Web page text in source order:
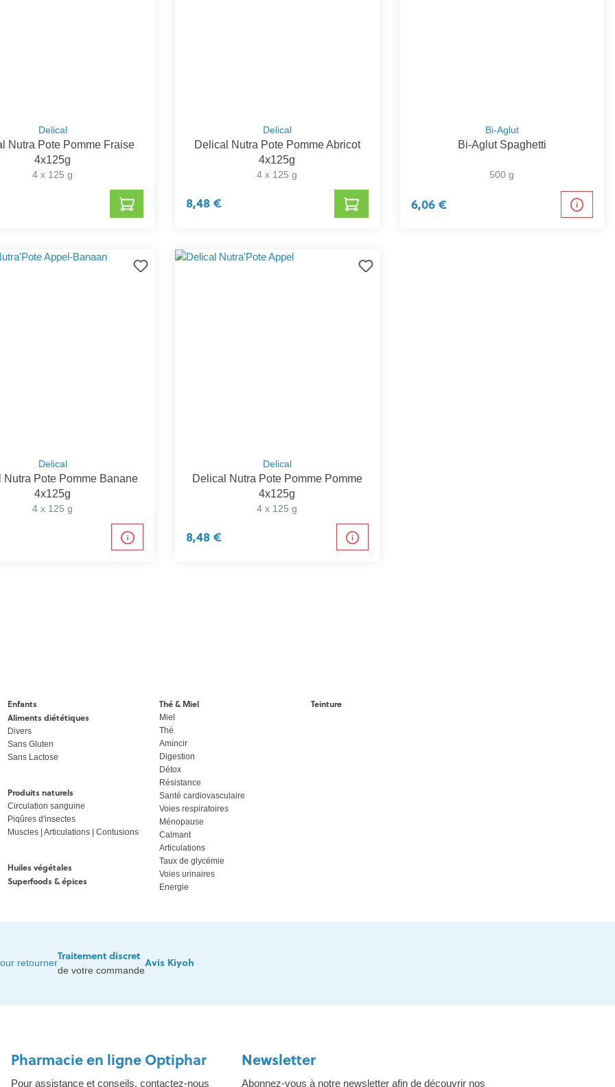
Delical
Nutra Pote Pomme Fraise
4x125g
4 x 125 g
Delical
Delical Nutra Pote Pomme Abricot
4x125g
4 x 125 g
8,48 €
Bi-Aglut
Bi-Aglut Spaghetti
500 g
6,06 €
Delical
Nutra Pote Pomme Banane
4x125g
4 x 125 g
Delical
Delical Nutra Pote Pomme Pomme
4x125g
4 x 125 g
8,48 €
Enfants
Aliments diététiques
Divers
Sans Gluten
Sans Lactose
Produits naturels
Circulation sanguine
Piqûres d'insectes
Muscles | Articulations | Contusions
Huiles végétales
Superfoods & épices
Thé & Miel
Miel
Thé
Amincir
Digestion
Détox
Résistance
Santé cardiovasculaire
Voies respiratoires
Ménopause
Calmant
Articulations
Taux de glycémie
Voies urinaires
Energie
Teinture
retourner
Traitement discret
de votre commande
Avis Kiyoh
Pharmacie en ligne Optiphar
Pour assistance et conseils, contactez-nous
Newsletter
Abonnez-vous à notre newsletter afin de découvrir nos